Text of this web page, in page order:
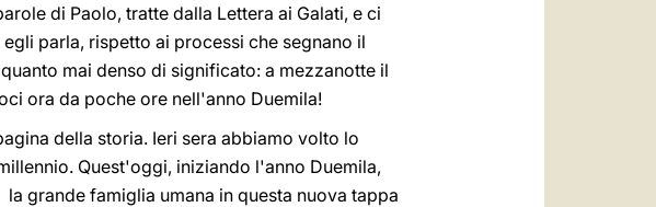
di Paolo, tratte dalla Lettera ai Galati, e ci
egli parla, rispetto ai processi che segnano il
mai denso di significato: a mezzanotte il
ora da poche ore nell'anno Duemila!
della storia. Ieri sera abbiamo volto lo
Quest'oggi, iniziando l'anno Duemila,
grande famiglia umana in questa nuova tappa